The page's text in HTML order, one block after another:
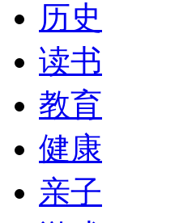
历史
读书
教育
健康
亲子